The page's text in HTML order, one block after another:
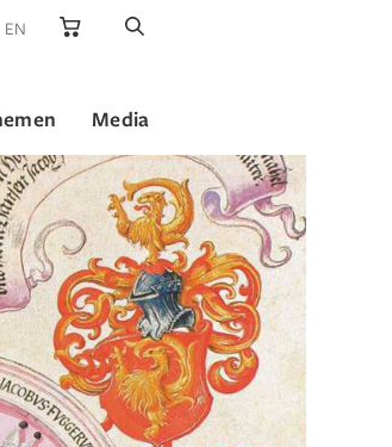
EN
Media